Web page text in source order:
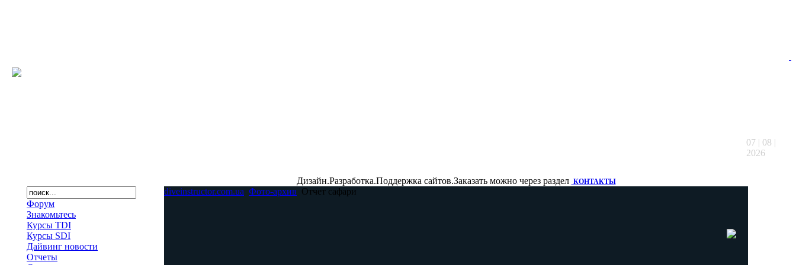
07 | 08 |
2026
Форум
Знакомьтесь
Курсы TDI
Курсы SDI
Дайвинг новости
Отчеты
Дизайн.Разработка.Поддержка сайтов.Заказать можно через раздел КОНТАКТЫ
diveinstructor.com.ua Фото-архив Отчет сафари